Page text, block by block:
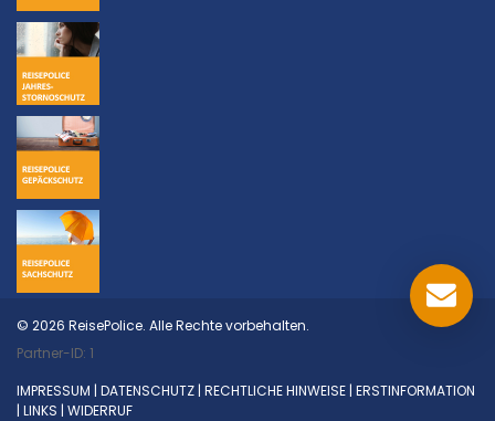
© 2026 ReisePolice. Alle Rechte vorbehalten.
Partner-ID: 1
IMPRESSUM | DATENSCHUTZ | RECHTLICHE HINWEISE | ERSTINFORMATION
| LINKS | WIDERRUF